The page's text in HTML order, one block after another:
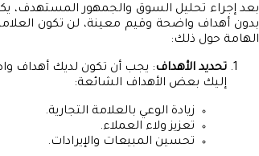
بعد إجراء تحليل السوق والجمهور المستهدف،
بدون أهداف واضحة وقيم معينة، لن تكون
الهامة حول ذلك:
تحديد الأهداف: يجب أن تكون لديك أهداف
إليك بعض الأهداف الشائعة:
زيادة الوعي بالعلامة التجارية.
تعزيز ولاء العملاء.
تحسين المبيعات والإيرادات.